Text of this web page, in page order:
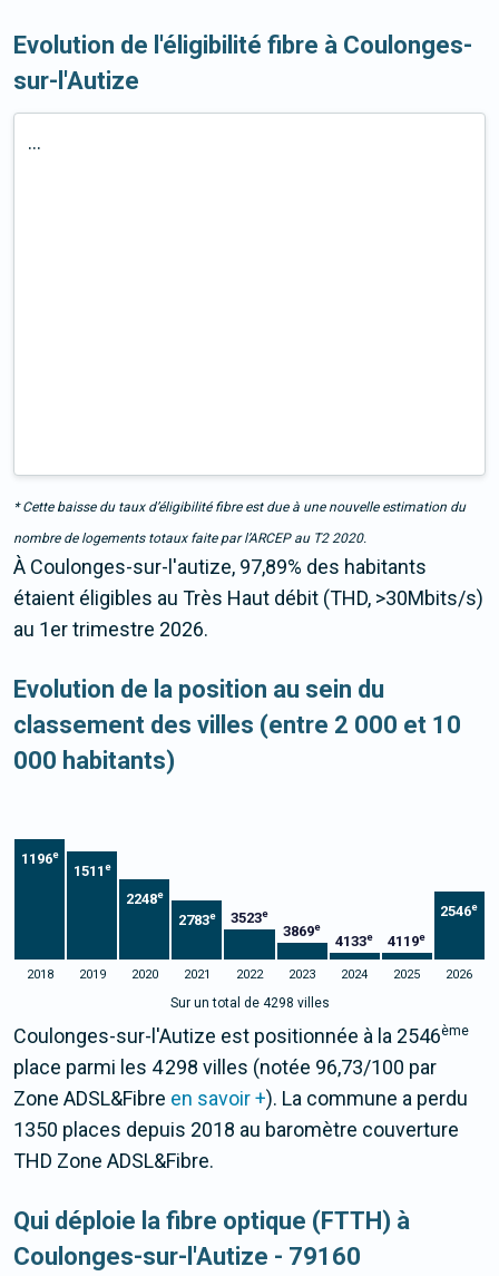
Evolution de l'éligibilité fibre à Coulonges-
sur-l'Autize
...
* Cette baisse du taux d’éligibilité fibre est due à une nouvelle estimation du
nombre de logements totaux faite par l’ARCEP au T2 2020.
À Coulonges-sur-l'autize, 97,89% des habitants
étaient éligibles au Très Haut débit (THD, >30Mbits/s)
au 1er trimestre 2026.
Evolution de la position au sein du
classement des villes (entre 2 000 et 10
000 habitants)
1196e
1511 e
2248e
2783e 3523e
3869e
4133e 4119e
2546e
2018 2019 2020 2021 2022 2023 2024 2025 2026
Sur un total de 4298 villes
Coulonges-sur-l'Autize est positionnée à la 2546ème
place parmi les 4 298 villes (notée 96,73/100 par
Zone ADSL&Fibre en savoir +). La commune a perdu
1350 places depuis 2018 au baromètre couverture
THD Zone ADSL&Fibre.
Qui déploie la fibre optique (FTTH) à
Coulonges-sur-l'Autize - 79160